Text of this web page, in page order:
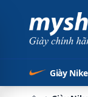
Giày Nike